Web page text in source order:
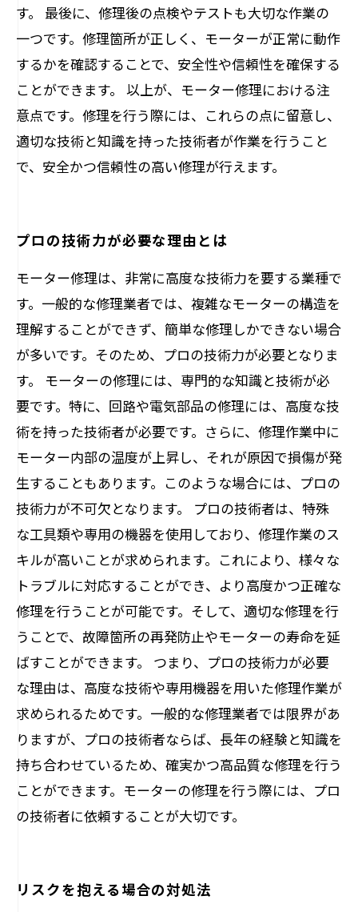
す。 最後に、修理後の点検やテストも大切な作業の
一つです。修理箇所が正しく、モーターが正常に動作
するかを確認することで、安全性や信頼性を確保する
ことができます。 以上が、モーター修理における注
意点です。修理を行う際には、これらの点に留意し、
適切な技術と知識を持った技術者が作業を行うこと
で、安全かつ信頼性の高い修理が行えます。
プロの技術力が必要な理由とは
モーター修理は、非常に高度な技術力を要する業種で
す。一般的な修理業者では、複雑なモーターの構造を
理解することができず、簡単な修理しかできない場合
が多いです。そのため、プロの技術力が必要となりま
す。 モーターの修理には、専門的な知識と技術が必
要です。特に、回路や電気部品の修理には、高度な技
術を持った技術者が必要です。さらに、修理作業中に
モーター内部の温度が上昇し、それが原因で損傷が発
生することもあります。このような場合には、プロの
技術力が不可欠となります。 プロの技術者は、特殊
な工具類や専用の機器を使用しており、修理作業のス
キルが高いことが求められます。これにより、様々な
トラブルに対応することができ、より高度かつ正確な
修理を行うことが可能です。そして、適切な修理を行
うことで、故障箇所の再発防止やモーターの寿命を延
ばすことができます。 つまり、プロの技術力が必要
な理由は、高度な技術や専用機器を用いた修理作業が
求められるためです。一般的な修理業者では限界があ
りますが、プロの技術者ならば、長年の経験と知識を
持ち合わせているため、確実かつ高品質な修理を行う
ことができます。モーターの修理を行う際には、プロ
の技術者に依頼することが大切です。
リスクを抱える場合の対処法